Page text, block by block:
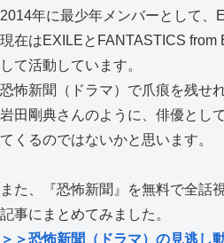
2014年に最少年メンバーとして、
現在はEXILEとFANTASTICS from
して活動しています。
恐怖新聞（ドラマ）で爪痕を残せ
岩田剛典さんのように、俳優とし
てくるのではないかと思います。
また、『恐怖新聞』を無料で全話
記事にまとめてみました。
＞＞恐怖新聞（ドラマ）の見逃し